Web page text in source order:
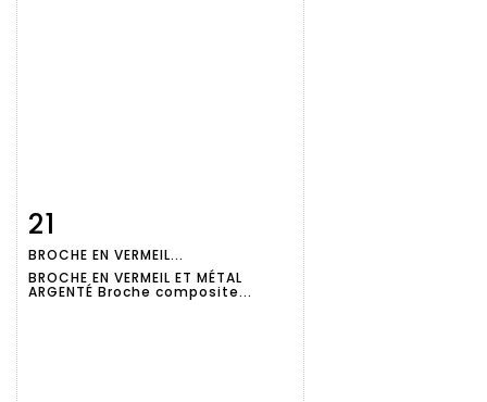
détaillée
21
BROCHE EN VERMEIL...
BROCHE EN VERMEIL ET MÉTAL
ARGENTÉ Broche composite...